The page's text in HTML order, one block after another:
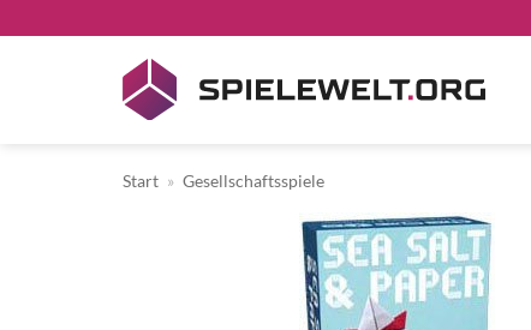
Start » Gesellschaftsspiele